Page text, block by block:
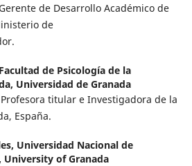
de Desarrollo Académico de
de
Facultad de Psicología de la
Universidad de Granada
titular e Investigadora de la
España.
Universidad Nacional de
University of Granada